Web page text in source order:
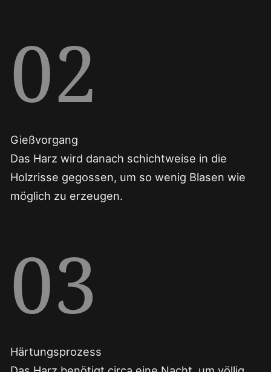
02
Gießvorgang
Das Harz wird danach schichtweise in die
Holzrisse gegossen, um so wenig Blasen wie
möglich zu erzeugen.
03
Härtungsprozess